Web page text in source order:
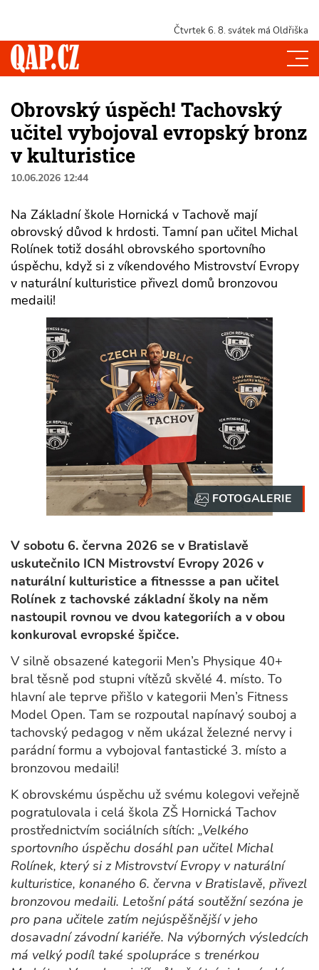
Čtvrtek 6. 8. svátek má Oldřiška
Obrovský úspěch! Tachovský
učitel vybojoval evropský bronz
v kulturistice
10.06.2026 12:44
Na Základní škole Hornická v Tachově mají
obrovský důvod k hrdosti. Tamní pan učitel Michal
Rolínek totiž dosáhl obrovského sportovního
úspěchu, když si z víkendového Mistrovství Evropy
v naturální kulturistice přivezl domů bronzovou
medaili!
V sobotu 6. června 2026 se v Bratislavě
uskutečnilo ICN Mistrovství Evropy 2026 v
naturální kulturistice a fitnessse a pan učitel
Rolínek z tachovské základní školy na něm
nastoupil rovnou ve dvou kategoriích a v obou
konkuroval evropské špičce.
V silně obsazené kategorii Men’s Physique 40+
bral těsně pod stupni vítězů skvělé 4. místo. To
hlavní ale teprve přišlo v kategorii Men’s Fitness
Model Open. Tam se rozpoutal napínavý souboj a
tachovský pedagog v něm ukázal železné nervy i
parádní formu a vybojoval fantastické 3. místo a
bronzovou medaili!
K obrovskému úspěchu už svému kolegovi veřejně
pogratulovala i celá škola ZŠ Hornická Tachov
prostřednictvím sociálních sítích: „Velkého
sportovního úspěchu dosáhl pan učitel Michal
Rolínek, který si z Mistrovství Evropy v naturální
kulturistice, konaného 6. června v Bratislavě, přivezl
bronzovou medaili. Letošní pátá soutěžní sezóna je
pro pana učitele zatím nejúspěšnější v jeho
dosavadní závodní kariéře. Na výborných výsledcích
má velký podíl také spolupráce s trenérkou